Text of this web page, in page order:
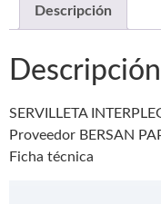
Descripción
Descripción
SERVILLETA
Proveedor BERSAN
Ficha técnica